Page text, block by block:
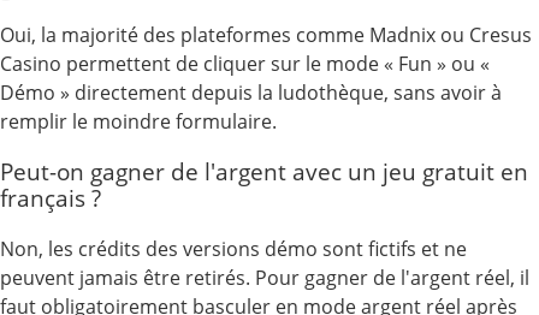
Oui, la majorité des plateformes comme Madnix ou Cresus
Casino permettent de cliquer sur le mode « Fun » ou «
Démo » directement depuis la ludothèque, sans avoir à
remplir le moindre formulaire.
Peut-on gagner de l'argent avec un jeu gratuit en
français ?
Non, les crédits des versions démo sont fictifs et ne
peuvent jamais être retirés. Pour gagner de l'argent réel, il
faut obligatoirement basculer en mode argent réel après